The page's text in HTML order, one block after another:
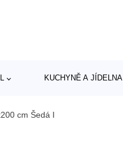
KUCHYNĚ A JÍDELNA
cm Šedá I